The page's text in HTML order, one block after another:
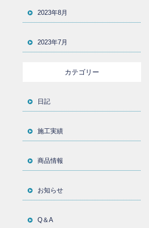
2023年8月
2023年7月
カテゴリー
日記
施工実績
商品情報
お知らせ
Q＆A